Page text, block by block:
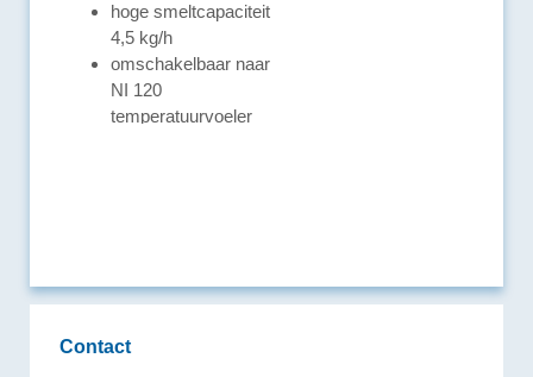
hoge smeltcapaciteit
4,5 kg/h
omschakelbaar naar
NI 120
temperatuurvoeler
Contact